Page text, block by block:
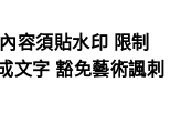
容須貼水印 限制
文字 豁免藝術諷刺